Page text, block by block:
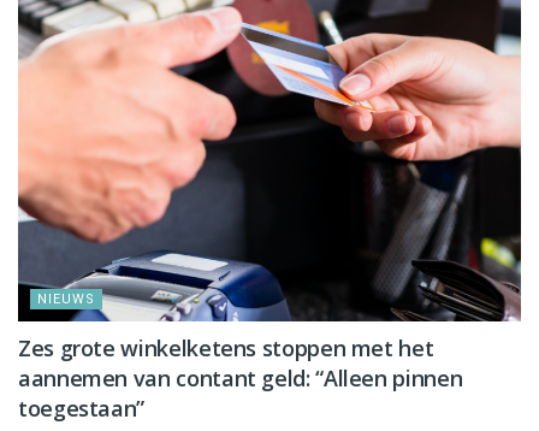
NIEUWS
Zes grote winkelketens stoppen met het
aannemen van contant geld: “Alleen pinnen
toegestaan”